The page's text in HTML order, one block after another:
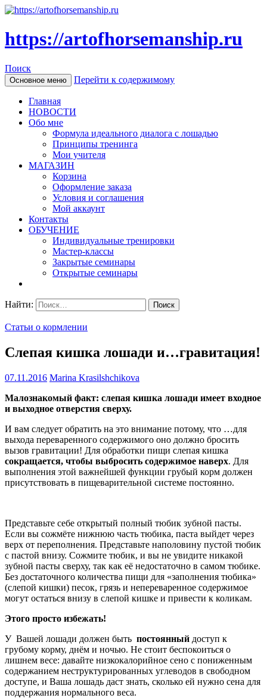
https://artofhorsemanship.ru
Поиск
Основное меню Перейти к содержимому
Главная
НОВОСТИ
Обо мне
Формула идеального диалога с лошадью
Принципы тренинга
Мои учителя
МАГАЗИН
Корзина
Оформление заказа
Условия и соглашения
Мой аккаунт
Контакты
ОБУЧЕНИЕ
Индивидуальные тренировки
Мастер-классы
Закрытые семинары
Открытые семинары
Найти:
Статьи о кормлении
Слепая кишка лошади и…гравитация!
07.11.2016 Marina Krasilshchikova
Малознакомый факт: слепая кишка лошади имеет входное
и выходное отверстия сверху.
И вам следует обратить на это внимание потому, что …для
выхода переваренного содержимого оно должно бросить
вызов гравитации! Для обработки пищи слепая кишка
сокращается, чтобы выбросить содержимое наверх. Для
выполнения этой важнейшей функции грубый корм должен
присутствовать в пищеварительной системе постоянно.
Представьте себе открытый полный тюбик зубной пасты.
Если вы сожмёте нижнюю часть тюбика, паста выйдет через
верх от переполнения. Представьте наполовину пустой тюбик
с пастой внизу. Сожмите тюбик, и вы не увидите никакой
зубной пасты сверху, так как её недостаточно в самом тюбике.
Без достаточного количества пищи для «заполнения тюбика»
(слепой кишки) песок, грязь и непереваренное содержимое
могут остаться внизу в слепой кишке и привести к коликам.
Этого просто избежать!
У Вашей лошади должен быть постоянный доступ к
грубому корму, днём и ночью. Не стоит беспокоиться о
лишнем весе: давайте низкокалорийное сено с пониженным
содержанием неструктурированных углеводов в свободном
доступе, и Ваша лошадь даст знать, сколько ей нужно сена для
поддержания нормального веса.